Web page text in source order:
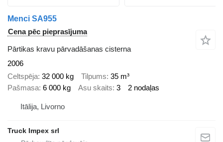
Menci SA955
Cena pēc pieprasījuma
Pārtikas kravu pārvadāšanas cisterna
2006
Celtspēja 32 000 kg Tilpums 35 m³
Pašmasa 6 000 kg Asu skaits 3 2 nodaļas
Itālija, Livorno
Truck Impex srl